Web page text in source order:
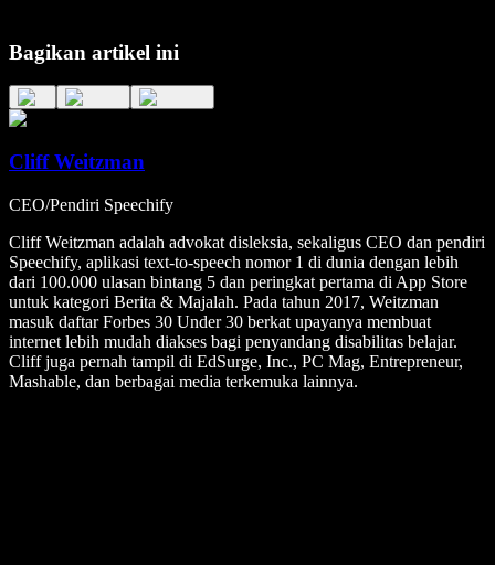
Bagikan artikel ini
Cliff Weitzman
CEO/Pendiri Speechify
Cliff Weitzman adalah advokat disleksia, sekaligus CEO dan pendiri
Speechify, aplikasi text-to-speech nomor 1 di dunia dengan lebih
dari 100.000 ulasan bintang 5 dan peringkat pertama di App Store
untuk kategori Berita & Majalah. Pada tahun 2017, Weitzman
masuk daftar Forbes 30 Under 30 berkat upayanya membuat
internet lebih mudah diakses bagi penyandang disabilitas belajar.
Cliff juga pernah tampil di EdSurge, Inc., PC Mag, Entrepreneur,
Mashable, dan berbagai media terkemuka lainnya.